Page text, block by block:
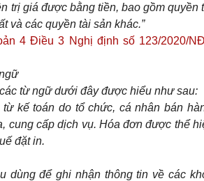
trị giá được bằng tiền, bao gồm
và các quyền tài sản khác.”
4 Điều 3 Nghị định số 123/2020/
từ ngữ dưới đây được hiểu như sau:
kế toán do tổ chức, cá nhân bán
cung cấp dịch vụ. Hóa đơn được thể
đặt in.
dùng để ghi nhận thông tin về các